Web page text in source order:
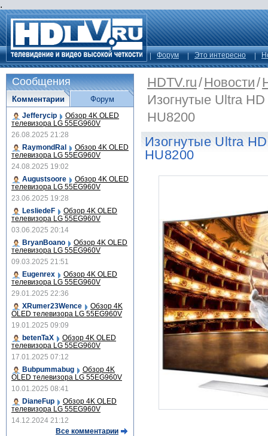
.
Форум Это интересно
HDTV.ru/Новости/
Изогнутые Ultra
HU8200
Изогнутые Ultra
HU8200
Сообщения
Комментарии
Jefferycip Обзор 4K OLED
телевизора LG 55EG960V
26.08.2025 21:28
RaymondRal
Обзор 4K OLED
телевизора LG 55EG960V
24.08.2025 19:02
Augustsoore
Обзор 4K OLED
телевизора LG 55EG960V
23.06.2025 19:28
LesliedeF
Обзор 4K OLED
телевизора LG 55EG960V
03.06.2025 20:14
BryanBoano
Обзор 4K OLED
телевизора LG 55EG960V
09.03.2025 21:51
Eugenrex
Обзор 4K OLED
телевизора LG 55EG960V
29.01.2025 22:36
XRumer23Wence
Обзор 4K
OLED телевизора LG 55EG960V
19.01.2025 09:09
betenTaX
Обзор 4K OLED
телевизора LG 55EG960V
17.01.2025 07:12
Bubpummabug
Обзор 4K
OLED телевизора LG 55EG960V
10.01.2025 08:41
DianeFup
Обзор 4K OLED
телевизора LG 55EG960V
14.12.2024 21:12
Все комментарии
Форум